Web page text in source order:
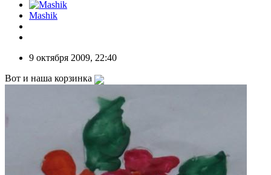
Mashik
9 октября 2009, 22:40
Вот и наша корзинка